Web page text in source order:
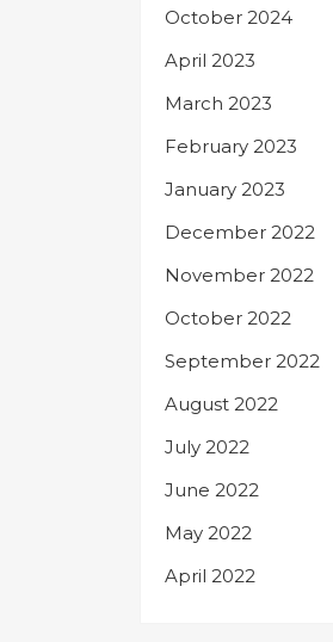
October 2024
April 2023
March 2023
February 2023
January 2023
December 2022
November 2022
October 2022
September 2022
August 2022
July 2022
June 2022
May 2022
April 2022